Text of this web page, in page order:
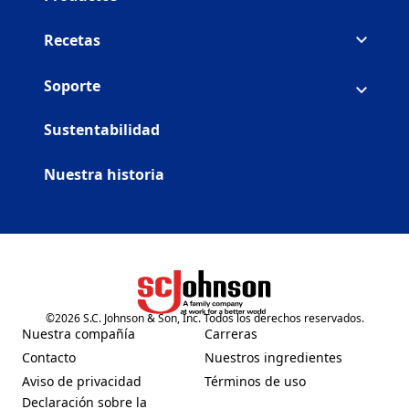
Recetas
Soporte
Sustentabilidad
Nuestra historia
(Opens in a new tab)
©2026S.C. Johnson & Son, Inc. Todos los derechos reservados.
Nuestra compañía
(Opens in a new tab)
Contacto
(Opens in a new tab)
Aviso de privacidad
(Opens in a new tab)
Declaración sobre la
Carreras
(Opens in a new tab)
Nuestros ingredientes
(Opens in a new tab)
Términos de uso
(Opens in a new tab)